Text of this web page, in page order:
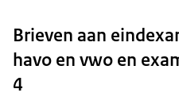
nodig? Bekijk dan de
mbotoegankelijk.nl en
mbo-school.
Hogeschool Leiden
Hogeschool Utrecht
Hogeschool Leeuwarden
Brieven aan
havo en vwo en
4